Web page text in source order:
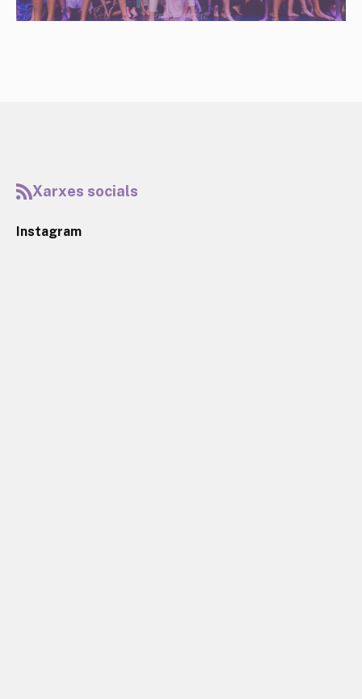
Xarxes socials
Instagram